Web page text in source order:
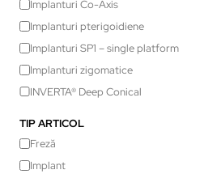
Implanturi Co-Axis
Implanturi pterigoidiene
Implanturi SP1 – single platform
Implanturi zigomatice
INVERTA® Deep Conical
TIP ARTICOL
Freză
Implant